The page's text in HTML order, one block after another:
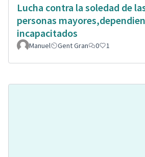
Lucha contra la soledad de
personas
incapacitados
Manuel Gent Gran 0 1